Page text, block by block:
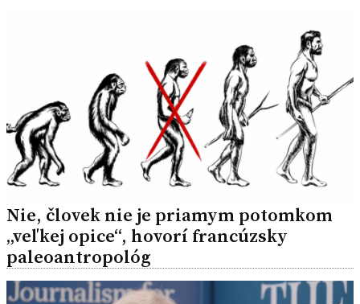
Nie, človek nie je priamym potomkom
„veľkej opice“, hovorí francúzsky
paleoantropológ